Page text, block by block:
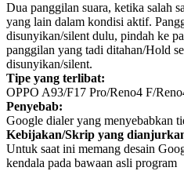
Dua panggilan suara, ketika salah
yang lain dalam kondisi aktif.
disunyikan/silent dulu, pindah ke
panggilan yang tadi ditahan/Hold
disunyikan/silent.
Tipe yang terlibat:
OPPO A93/F17 Pro/Reno4 F/
Penyebab:
Google dialeryang menyebabkan
Kebijakan/Skrip yang
Untuk saat ini memang desain
kendala pada bawaan asli program